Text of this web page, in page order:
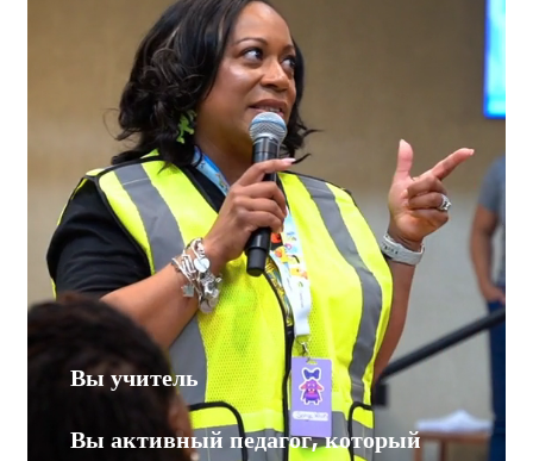
Вы учитель
Вы активный педагог, который